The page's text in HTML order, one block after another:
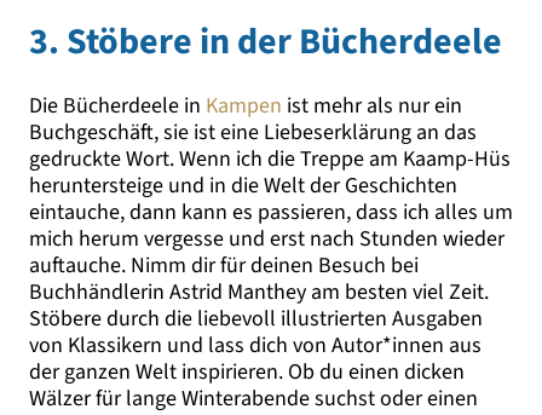
3. Stöbere in der Bücherdeele
Die Bücherdeele in Kampen ist mehr als nur ein
Buchgeschäft, sie ist eine Liebeserklärung an das
gedruckte Wort. Wenn ich die Treppe am Kaamp-Hüs
heruntersteige und in die Welt der Geschichten
eintauche, dann kann es passieren, dass ich alles um
mich herum vergesse und erst nach Stunden wieder
auftauche. Nimm dir für deinen Besuch bei
Buchhändlerin Astrid Manthey am besten viel Zeit.
Stöbere durch die liebevoll illustrierten Ausgaben
von Klassikern und lass dich von Autor*innen aus
der ganzen Welt inspirieren. Ob du einen dicken
Wälzer für lange Winterabende suchst oder einen